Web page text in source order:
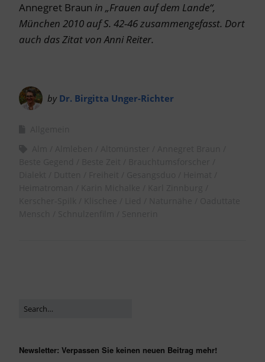
Annegret Braun in „Frauen auf dem Lande“,
München 2010 auf S. 42-46 zusammengefasst. Dort
auch das Zitat von Anni Reiter.
by Dr. Birgitta Unger-Richter
Newsletter: Verpassen Sie keinen neuen Beitrag mehr!